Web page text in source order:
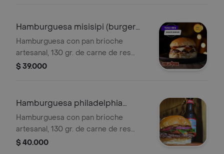
Hamburguesa misisipi (burger
week)
Hamburguesa con pan brioche
artesanal, 130 gr. de carne de res
madurada y seleccionada cebolla
mayo-sriracha con relish de pepinillo.
$ 39.000
Hamburguesa philadelphia
(burger fest)
Hamburguesa con pan brioche
artesanal, 130 gr. de carne de res
madurada y seleccionada cogollo,
$ 40.000